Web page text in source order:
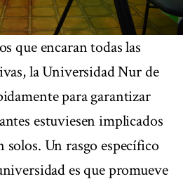
que encaran todas las
la Universidad Nur de
para garantizar
estuviesen implicados
solos. Un rasgo específico
es que promueve